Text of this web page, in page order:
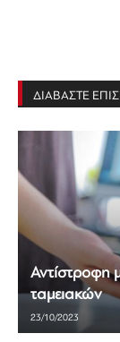
ΔΙΑΒΑΣΤΕ
Αντίστροφη
ταμειακών
23/10/2023